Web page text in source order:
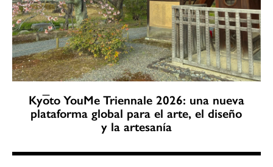
Kyōto YouMe Triennale 2026: una nueva
plataforma global para el arte, el diseño
y la artesanía